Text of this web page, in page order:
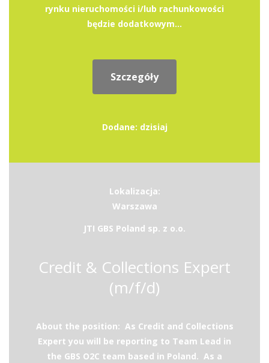
rynku nieruchomości i/lub rachunkowości
będzie dodatkowym...
Szczegóły
Dodane: dzisiaj
Lokalizacja:
Warszawa
JTI GBS Poland sp. z o.o.
Credit & Collections Expert
(m/f/d)
About the position: As Credit and Collections
Expert you will be reporting to Team Lead in
the GBS O2C team based in Poland. As a